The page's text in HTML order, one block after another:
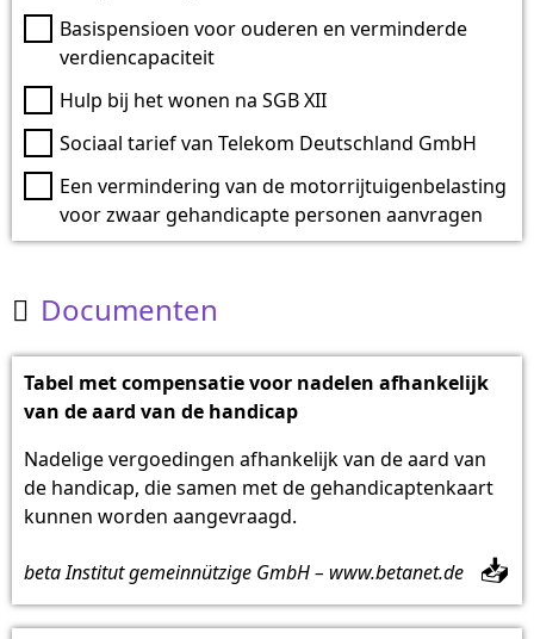
Basispensioen voor ouderen en verminderde
verdiencapaciteit
Hulp bij het wonen na SGB XII
Sociaal tarief van Telekom Deutschland GmbH
Een vermindering van de motorrijtuigenbelasting
voor zwaar gehandicapte personen aanvragen
 Documenten
Tabel met compensatie voor nadelen afhankelijk
van de aard van de handicap
Nadelige vergoedingen afhankelijk van de aard van
de handicap, die samen met de gehandicaptenkaart
kunnen worden aangevraagd.
beta Institut gemeinnützige GmbH – www.betanet.de 📥